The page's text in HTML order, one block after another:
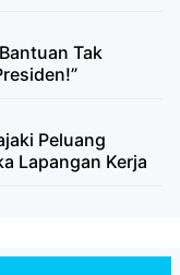
Tak
Peluang
Lapangan Kerja